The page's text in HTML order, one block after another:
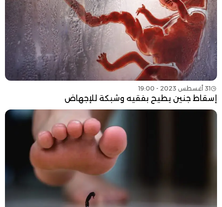
31 أغسطس 2023 - 19:00
إسقاط جنين يطيح بفقيه وشبكة للإجهاض